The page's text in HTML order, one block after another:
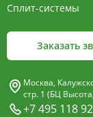
Сплит-системы
Заказать
Москва,
стр. 1 (БЦ
+7 495 118